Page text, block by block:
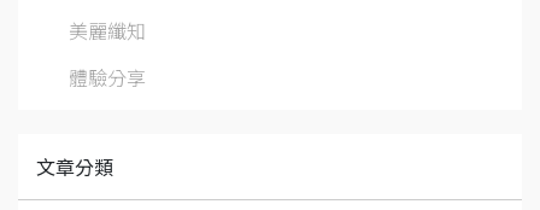
美麗纖知
體驗分享
文章分類